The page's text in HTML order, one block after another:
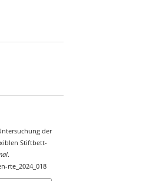
der
Stiftbett-
.
rte_2024_018